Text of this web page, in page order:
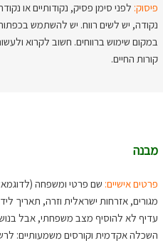
פיסוק: לפני סימן פסיק, נקודותיים או
נקודה, יש לשים רווח. יש להשתמש
במקום שימוש ברווחים. חשוב לקרוא
קורות החיים.
מבנה
פרטים אישיים: שם פרטי ומשפחה (לדוגמא:
עדיף לא להוסיף מצב משפחתי, אבל
השכלה אקדמית וקורסים משמעותיים: